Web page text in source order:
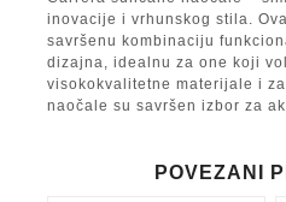
inovacije i vrhunskog stila.
savršenu kombinaciju
dizajna, idealnu za one koji
visokokvalitetne materijale i
naočale su savršen izbor za
POVEZANI